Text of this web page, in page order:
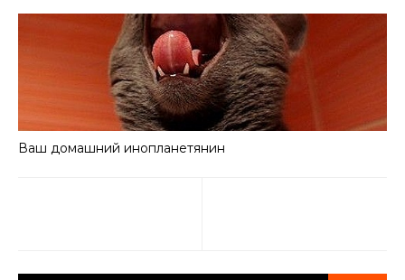
Ваш домашний инопланетянин